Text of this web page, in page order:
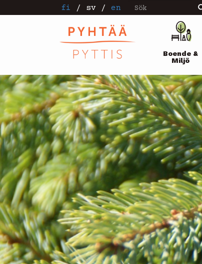
till
fi / sv / en Sök
Boende &
Miljö